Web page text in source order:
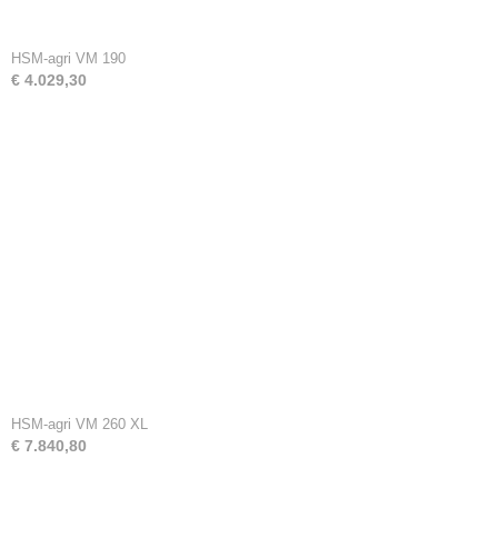
HSM-agri VM 190
€ 4.029,30
HSM-agri VM 260 XL
€ 7.840,80